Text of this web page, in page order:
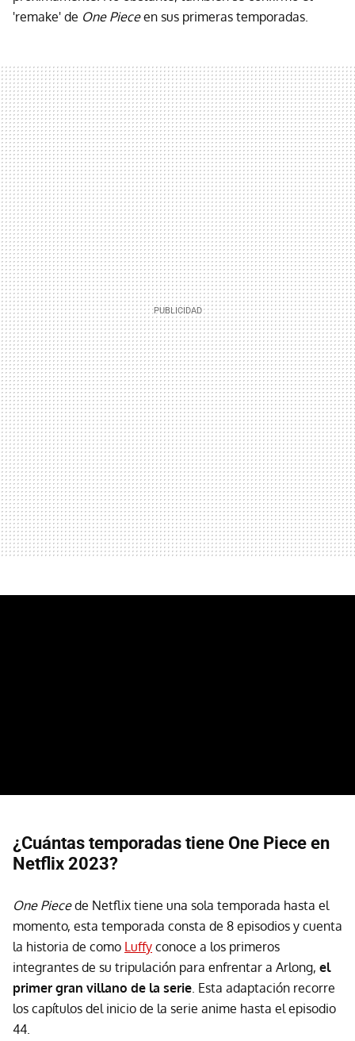
'remake' de One Pieceen sus primeras temporadas.
¿Cuántas temporadas tiene One Piece en
Netflix 2023?
One Piecede Netflix tiene una sola temporada hasta el
momento, esta temporada consta de 8 episodios y cuenta
la historia de como Luffy conoce a los primeros
integrantes de su tripulación para enfrentar a Arlong, el
primer gran villano de la serie. Esta adaptación recorre
los capítulos del inicio de la serie anime hasta el episodio
44.